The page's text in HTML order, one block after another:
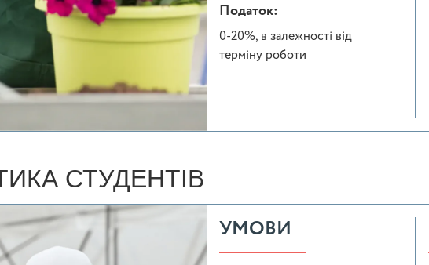
Податок:
0-20%, в залежності від
терміну роботи
СТУДЕНТІВ
УМОВИ